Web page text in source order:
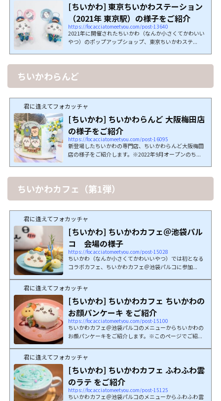
[ちいかわ] 東京ちいかわステーション
（2021年 東京駅）の様子をご紹介
https://focacciatomeetyou.com/post-13640
2021年に開催されたちいかわ（なんか小さくてかわいい
やつ）のポップアップショップ、東京ちいかわステ...
ちいかわらんど
君に逢えてフォカッチャ
[ちいかわ] ちいかわらんど 大阪梅田店
の様子をご紹介
https://focacciatomeetyou.com/post-16095
新登場したちいかわの専門店、ちいかわらんど大阪梅田
店の様子をご紹介します。※2022年9月オープンのち...
ちいかわカフェ（第1弾）
君に逢えてフォカッチャ
[ちいかわ] ちいかわカフェ＠池袋パル
コ 会場の様子
https://focacciatomeetyou.com/post-15028
ちいかわ（なんか小さくてかわいいやつ）では初となる
コラボカフェ、ちいかわカフェ＠池袋パルコに参加...
君に逢えてフォカッチャ
[ちいかわ] ちいかわカフェ ちいかわの
お顔パンケーキ をご紹介
https://focacciatomeetyou.com/post-15100
ちいかわカフェ＠池袋パルコのメニューからちいかわの
お顔パンケーキをご紹介します。※このページでご紹...
君に逢えてフォカッチャ
[ちいかわ] ちいかわカフェ ふわふわ雲
のラテ をご紹介
https://focacciatomeetyou.com/post-15125
ちいかわカフェ＠池袋パルコのメニューからふわふわ雲